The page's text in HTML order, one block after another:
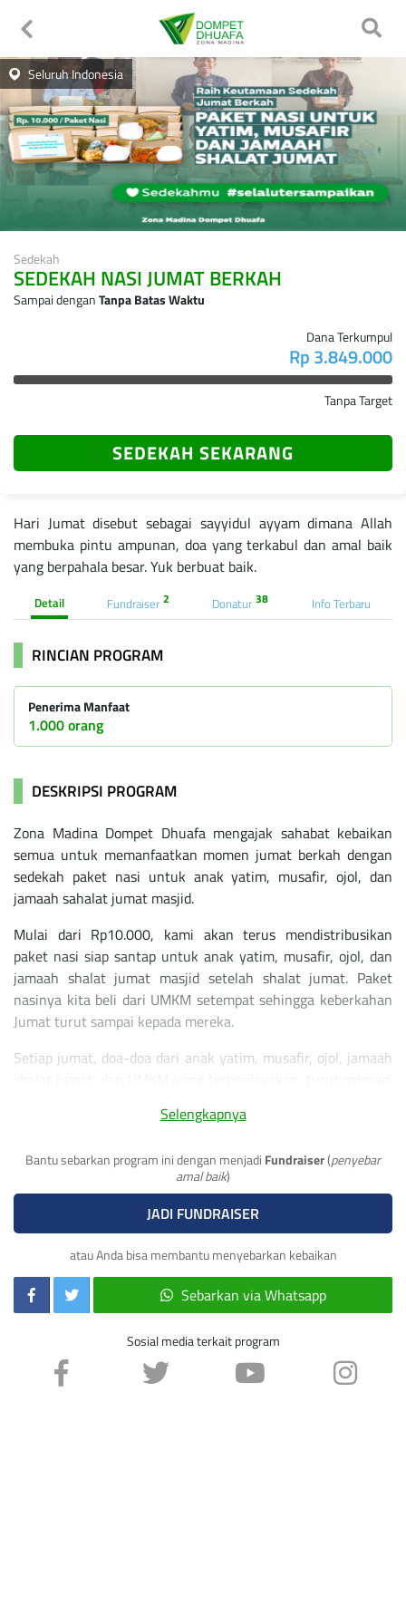
Seluruh Indonesia
Sedekah
SEDEKAH NASI JUMAT BERKAH
Sampai denganTanpa Batas Waktu
Dana Terkumpul
Rp 3.849.000
Tanpa Target
SEDEKAH SEKARANG
Hari Jumat disebut sebagai sayyidul ayyam dimana Allah
membuka pintu ampunan, doa yang terkabul dan amal baik
yang berpahala besar. Yuk berbuat baik.
Detail Fundraiser 2 Donatur 38 Info Terbaru
RINCIAN PROGRAM
Penerima Manfaat
1.000 orang
DESKRIPSI PROGRAM
Zona Madina Dompet Dhuafa mengajak sahabat kebaikan
semua untuk memanfaatkan momen jumat berkah dengan
sedekah paket nasi untuk anak yatim, musafir, ojol, dan
jamaah sahalat jumat masjid.
Mulai dari Rp10.000, kami akan terus mendistribusikan
paket nasi siap santap untuk anak yatim, musafir, ojol, dan
jamaah shalat jumat masjid setelah shalat jumat. Paket
nasinya kita beli dari UMKM setempat sehingga keberkahan
Jumat turut sampai kepada mereka.
Setiap jumat, doa-doa dari anak yatim, musafir, ojol, jamaah
dan doa-doa yang selama ini kita inginkan.
Yuk sahabat kebaikan, kita persembahkan kebahagiaan
melalui paket nasi jumat bekah karena sedekahmu
#selalutersampaikan
Selengkapnya
Bantu sebarkan program ini dengan menjadi Fundraiser(penyebar
amal baik)
JADI FUNDRAISER
atau Anda bisa membantu menyebarkan kebaikan
Sebarkan via Whatsapp
Sosial media terkait program